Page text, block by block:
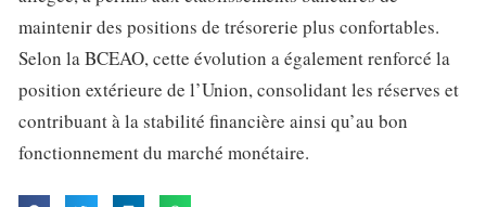
maintenir des positions de trésorerie plus confortables.
Selon la BCEAO, cette évolution a également renforcé la
position extérieure de l’Union, consolidant les réserves et
contribuant à la stabilité financière ainsi qu’au bon
fonctionnement du marché monétaire.